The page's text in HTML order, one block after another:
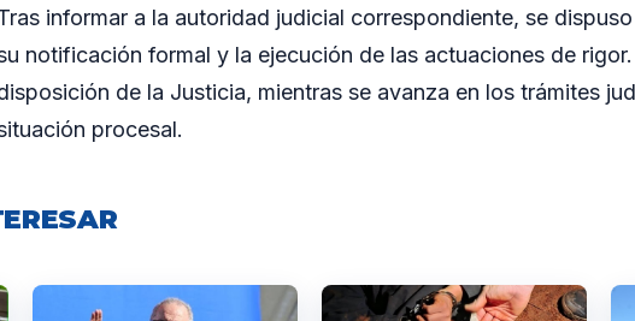
informar a la autoridad judicial correspondiente, se
notificación formal y la ejecución de las actuaciones de
de la Justicia, mientras se avanza en los trámites
procesal.